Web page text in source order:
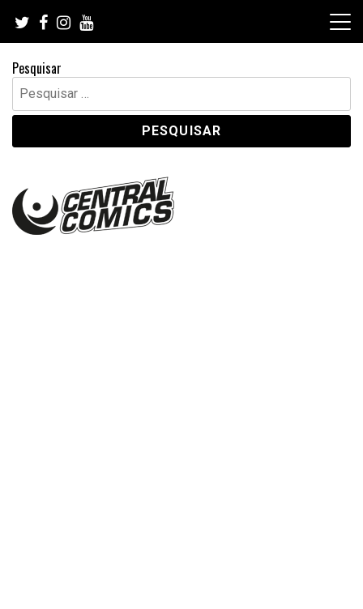
content
Pesquisar
Pesquisar
por: